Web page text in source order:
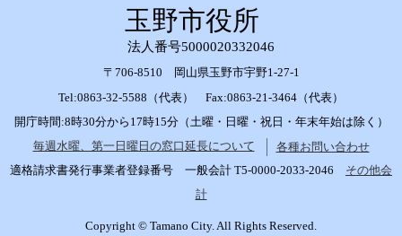
玉野市役所
法人番号5000020332046
〒706-8510 岡山県玉野市宇野1-27-1
Tel:0863-32-5588（代表） Fax:0863-21-3464（代表）
開庁時間:8時30分から17時15分（土曜・日曜・祝日・年末年始は除く）
毎週水曜、第一日曜日の窓口延長について
各種お問い合わせ
適格請求書発行事業者登録番号 一般会計 T5-0000-2033-2046 その他会
計
Copyright © Tamano City. All Rights Reserved.